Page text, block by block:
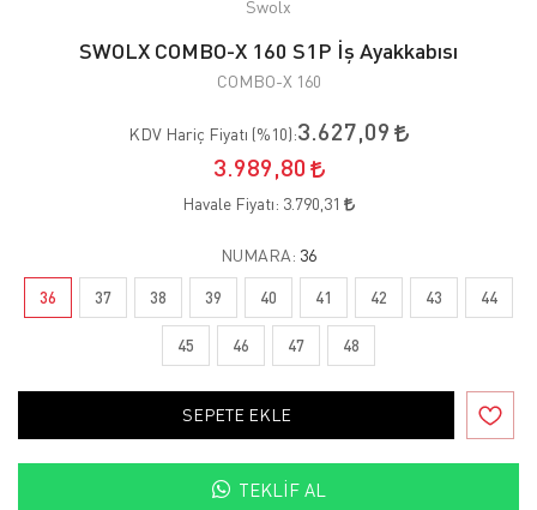
Swolx
SWOLX COMBO-X 160 S1P İş Ayakkabısı
COMBO-X 160
KDV Hariç Fiyatı (%10):3.627,09
3.989,80
Havale Fiyatı: 3.790,31
NUMARA: 36
36 37 38 39 40 41 42 43 44
45 46 47 48
SEPETE EKLE
TEKLIF AL